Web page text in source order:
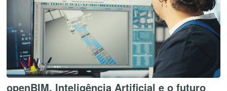
openBIM, Inteligência Artificial e o futuro